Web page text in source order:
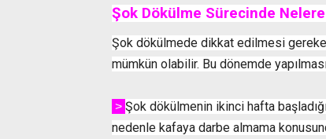
Şok Dökülme Sürecinde
Şok dökülmede dikkat edilmesi
mümkün olabilir. Bu dönemde
˃ Şok dökülmenin ikinci hafta
nedenle kafaya darbe almama